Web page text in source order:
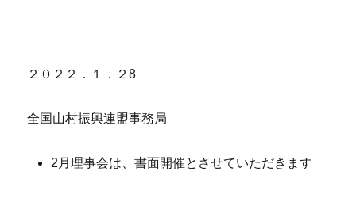
２０２２．１．２8
全国山村振興連盟事務局
2月理事会は、書面開催とさせていただきます